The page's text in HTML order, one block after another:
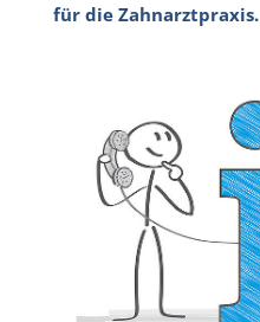
für die Zahnarztpraxis.